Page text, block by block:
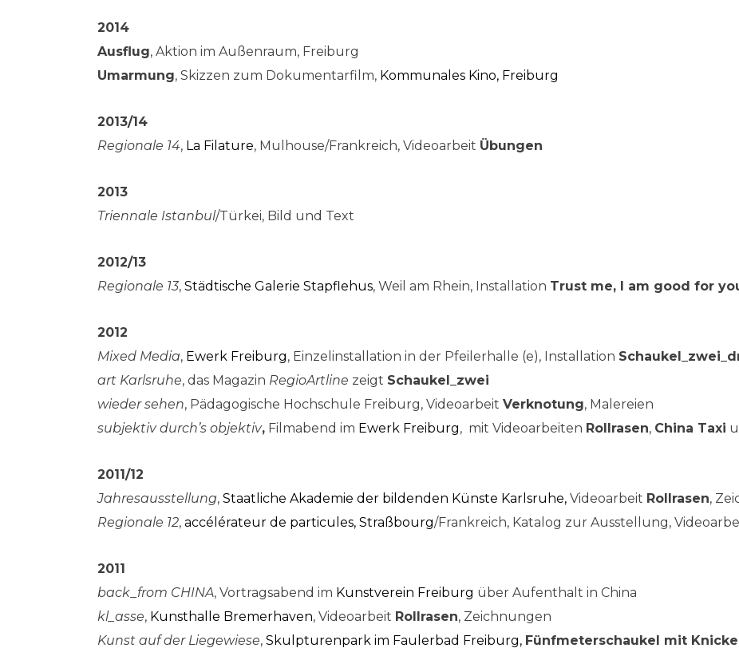
2014
Ausflug, Aktion im Außenraum, Freiburg
Umarmung, Skizzen zum Dokumentarfilm, Kommunales Kino, Freiburg
2013/14
Regionale 14, La Filature, Mulhouse/Frankreich, Videoarbeit Übungen
2013
Triennale Istanbul/Türkei, Bild und Text
2012/13
Regionale 13,Städtische Galerie Stapflehus, Weil am Rhein, Installation Trust me, I am good for
2012
Mixed Media, Ewerk Freiburg, Einzelinstallation in der Pfeilerhalle (e), Installation
art Karlsruhe, das Magazin RegioArtline zeigt Schaukel_zwei
wieder sehen, Pädagogische Hochschule Freiburg, VideoarbeitVerknotung, Malereien
subjektiv durch’s objektiv, Filmabend im Ewerk Freiburg, mit Videoarbeiten Rollrasen, China Taxi
2011/12
Jahresausstellung,Staatliche Akademie der bildenden Künste Karlsruhe,Videoarbeit Rollrasen,
Regionale 12,accélérateur de particules, Straßbourg/Frankreich, Katalog zur Ausstellung,
2011
back_from CHINA, Vortragsabend im Kunstverein Freiburg über Aufenthalt in China
kl_asse, Kunsthalle Bremerhaven, Videoarbeit Rollrasen, Zeichnungen
Kunst auf der Liegewiese,Skulpturenpark im Faulerbad Freiburg, Fünfmeterschaukel mit